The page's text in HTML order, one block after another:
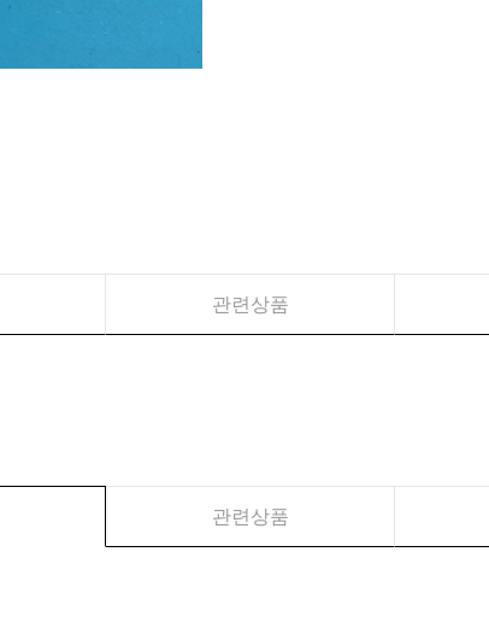
관련상품
관련상품